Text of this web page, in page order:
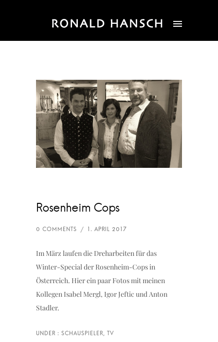
Rosenheim Cops
Im März laufen die Dreharbeiten für das
Winter-Special der Rosenheim-Cops in
Österreich. Hier ein paar Fotos mit meinen
Kollegen Isabel Mergl, Igor Jeftic und Anton
Stadler.